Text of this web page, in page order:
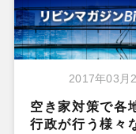
2017年03月
空き家対策で各
行政が行う様々